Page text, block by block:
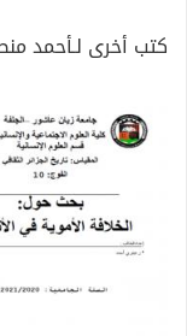
كتب أخرى لـأحمد